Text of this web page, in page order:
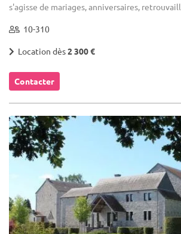
s'agisse de mariages, anniversaires,
10-310
Location dès2 300 €
Contacter